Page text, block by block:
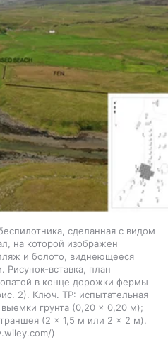
сделанная с видом
на которой изображен
и болото, виднеющееся
Рисунок-вставка, план
в конце дорожки фермы
2). Ключ. TP: испытательная
грунта (0,20 × 0,20 м);
(2 × 1,5 м или 2 × 2 м).